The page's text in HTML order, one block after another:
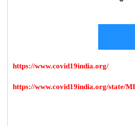
https://www.covid19india.org/
https://www.covid19india.org/state/